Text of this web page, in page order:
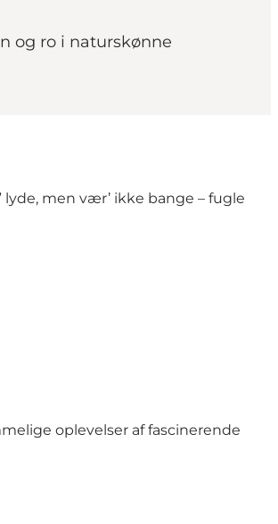
og ro i naturskønne
men vær’ ikke bange – fugle
oplevelser af fascinerende